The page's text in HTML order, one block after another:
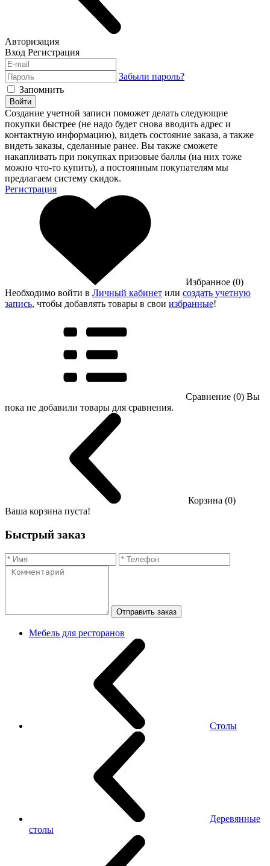
Авторизация
Вход Регистрация
Забыли пароль?
Запомнить
Войти
Создание учетной записи поможет делать следующие
покупки быстрее (не надо будет снова вводить адрес и
контактную информацию), видеть состояние заказа, а также
видеть заказы, сделанные ранее. Вы также сможете
накапливать при покупках призовые баллы (на них тоже
можно что-то купить), а постоянным покупателям мы
предлагаем систему скидок.
Регистрация
Избранное (0)
Необходимо войти в Личный кабинет или создать учетную
запись, чтобы добавлять товары в свои избранные!
Сравнение (0) Вы
пока не добавили товары для сравнения.
Корзина (0)
Ваша корзина пуста!
Быстрый заказ
Отправить заказ
Мебель для ресторанов
Столы
Деревянные
столы